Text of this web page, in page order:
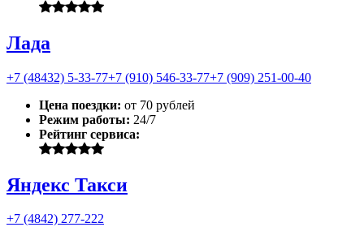
Лада
+7 (48432) 5-33-77+7 (910) 546-33-77+7 (909) 251-00-40
Цена поездки: от 70 рублей
Режим работы: 24/7
Рейтинг сервиса:
Яндекс Такси
+7 (4842) 277-222